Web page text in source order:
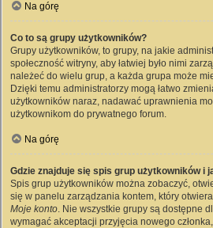
Na górę
Co to są grupy użytkowników?
Grupy użytkowników, to grupy, na jakie
społeczność witryny, aby łatwiej było nimi
należeć do wielu grup, a każda grupa może
Dzięki temu administratorzy mogą łatwo
użytkowników naraz, nadawać uprawnienia
użytkownikom do prywatnego forum.
Na górę
Gdzie znajduje się spis grup użytkowników i
Spis grup użytkowników można zobaczyć,
się w panelu zarządzania kontem, który
Moje konto. Nie wszystkie grupy są dostępne
wymagać akceptacji przyjęcia nowego